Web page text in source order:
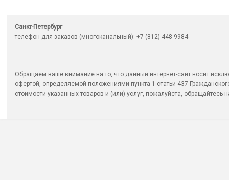
Санкт-Петербург
телефон для заказов (многоканальный): +7 (812) 448-9984
Обращаем ваше внимание на то, что данный интернет-сайт носит
офертой, определяемой положениями пункта 1 статьи 437
стоимости указанных товаров и (или) услуг, пожалуйста, обращайтесь